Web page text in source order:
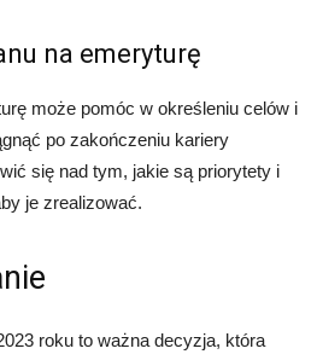
na emeryturę
może pomóc w określeniu celów i
po zakończeniu kariery
się nad tym, jakie są priorytety i
je zrealizować.
roku to ważna decyzja, która